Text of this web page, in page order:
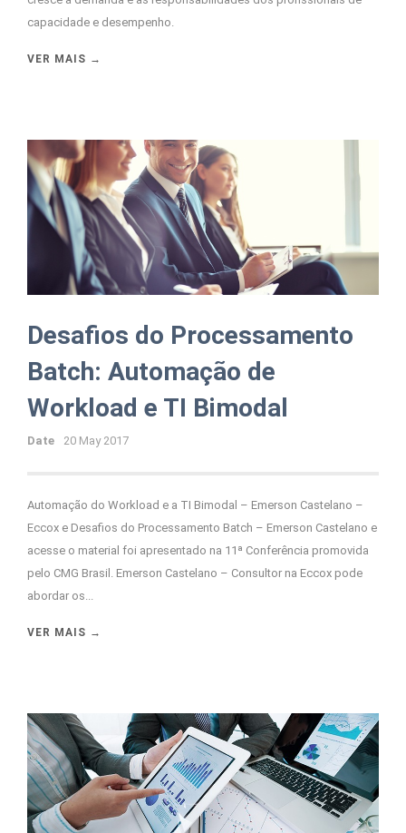
capacidade e desempenho.
VER MAIS →
Desafios do Processamento
Batch: Automação de
Workload e TI Bimodal
Date 20 May 2017
Automação do Workload e a TI Bimodal – Emerson Castelano –
Eccox e Desafios do Processamento Batch – Emerson Castelano e
acesse o material foi apresentado na 11ª Conferência promovida
pelo CMG Brasil. Emerson Castelano – Consultor na Eccox pode
abordar os...
VER MAIS →